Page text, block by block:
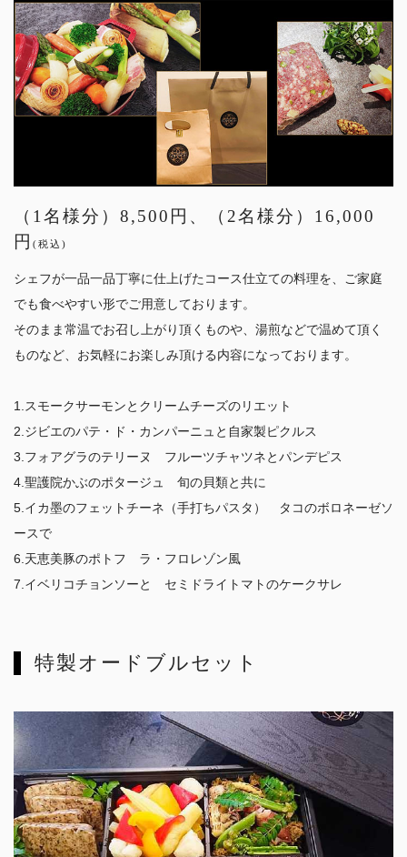
（1名様分）8,500円、（2名様分）16,000
円 (税込)
シェフが一品一品丁寧に仕上げたコース仕立ての料理を、ご家庭
でも食べやすい形でご用意しております。
そのまま常温でお召し上がり頂くものや、湯煎などで温めて頂く
ものなど、お気軽にお楽しみ頂ける内容になっております。
1.スモークサーモンとクリームチーズのリエット
2.ジビエのパテ・ド・カンパーニュと自家製ピクルス
3.フォアグラのテリーヌ フルーツチャツネとパンデピス
4.聖護院かぶのポタージュ 旬の貝類と共に
5.イカ墨のフェットチーネ（手打ちパスタ） タコのボロネーゼソ
ースで
6.天恵美豚のポトフ ラ・フロレゾン風
7.イベリコチョンソーと セミドライトマトのケークサレ
特製オードブルセット